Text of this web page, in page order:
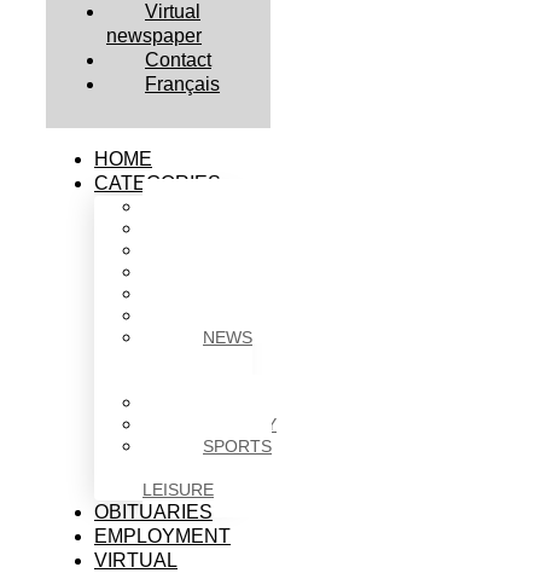
Virtual
newspaper
Contact
Français
HOME
CATEGORIES
NEWS
SOCIETY
SPORTS
LEISURE
OBITUARIES
EMPLOYMENT
VIRTUAL